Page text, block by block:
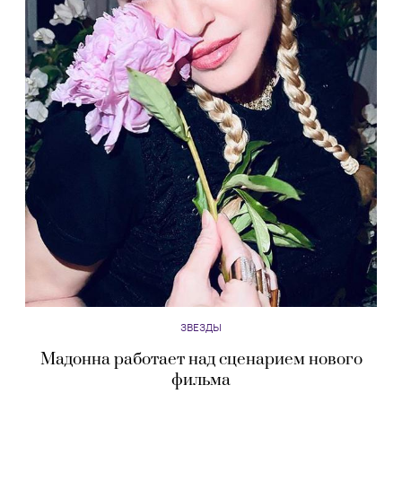
ЗВЕЗДЫ
Мадонна работает над сценарием нового
фильма